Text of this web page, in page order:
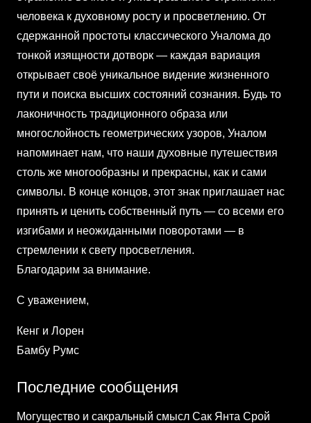
человека к духовному росту и просветлению. От
сдержанной простоты классического Уналома до
тонкой изящности дотворк — каждая вариация
открывает своё уникальное видение жизненного
пути и поиска высших состояний сознания. Будь то
лаконичность традиционного образа или
многослойность геометрических узоров, Уналом
напоминает нам, что наши духовные путешествия
столь же многообразны и прекрасны, как и сами
символы. В конце концов, этот знак приглашает нас
принять и ценить собственный путь — со всеми его
изгибами и неожиданными поворотами — в
стремлении к свету просветления.
Благодарим за внимание.
С уважением,
Кенг и Лорен
Бамбу Румс
Последние сообщения
Могущество и сакральный смысл Сак Янта Срой